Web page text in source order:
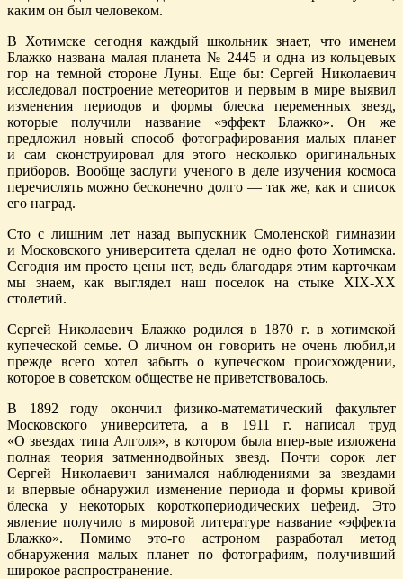
каким он был человеком.
В Хотимске сегодня каждый школьник знает, что именем
Блажко названа малая планета № 2445 и одна из кольцевых
гор на темной стороне Луны. Еще бы: Сергей Николаевич
исследовал построение метеоритов и первым в мире выявил
изменения периодов и формы блеска переменных звезд,
которые получили название «эффект Блажко». Он же
предложил новый способ фотографирования малых планет
и сам сконструировал для этого несколько оригинальных
приборов. Вообще заслуги ученого в деле изучения космоса
перечислять можно бесконечно долго — так же, как и список
его наград.
Сто с лишним лет назад выпускник Смоленской гимназии
и Московского университета сделал не одно фото Хотимска.
Сегодня им просто цены нет, ведь благодаря этим карточкам
мы знаем, как выглядел наш поселок на стыке XIX-XX
столетий.
Сергей Николаевич Блажко родился в 1870 г. в хотимской
купеческой семье. О личном он говорить не очень любил,и
прежде всего хотел забыть о купеческом происхождении,
которое в советском обществе не приветствовалось.
В 1892 году окончил физико-математический факультет
Московского университета, а в 1911 г. написал труд
«О звездах типа Алголя», в котором была впер-вые изложена
полная теория затменнодвойных звезд. Почти сорок лет
Сергей Николаевич занимался наблюдениями за звездами
и впервые обнаружил изменение периода и формы кривой
блеска у некоторых короткопериодических цефеид. Это
явление получило в мировой литературе название «эффекта
Блажко». Помимо это-го астроном разработал метод
обнаружения малых планет по фотографиям, получивший
широкое распространение.